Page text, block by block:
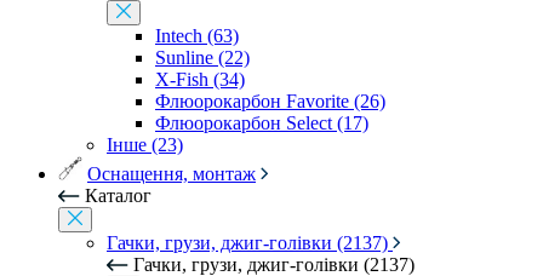
Intech (63)
Sunline (22)
X-Fish (34)
Флюорокарбон Favorite (26)
Флюорокарбон Select (17)
Інше (23)
Оснащення, монтаж
Каталог
Гачки, грузи, джиг-голівки (2137)
Гачки, грузи, джиг-голівки (2137)